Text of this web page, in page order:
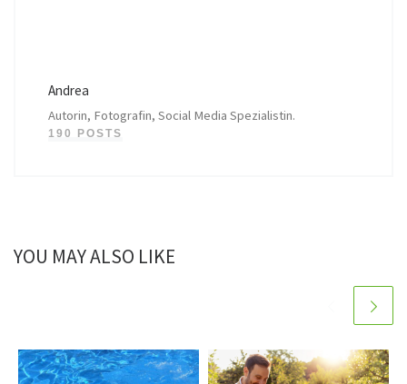
Andrea
Autorin, Fotografin, Social Media Spezialistin.
190 POSTS
YOU MAY ALSO LIKE